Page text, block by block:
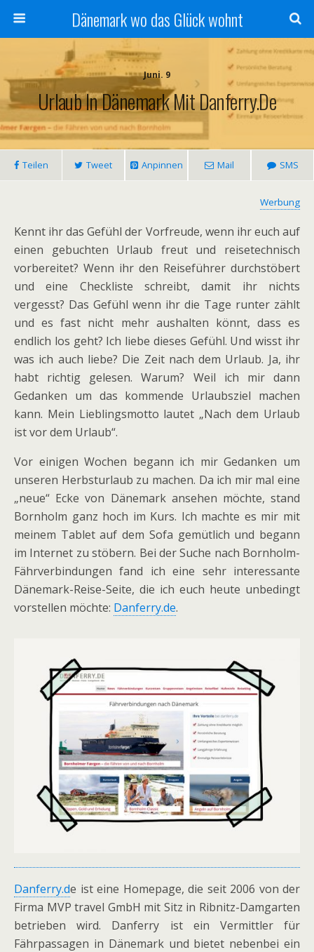
Dänemark wo das Glück wohnt
Juni. 9
Urlaub In Dänemark Mit Danferry.de
Teilen Tweet Anpinnen Mail SMS
Werbung
Kennt ihr das Gefühl der Vorfreude, wenn ihr euch auf
einen gebuchten Urlaub freut und reisetechnisch
vorbereitet? Wenn ihr den Reiseführer durchstöbert
und eine Checkliste schreibt, damit ihr nichts
vergesst? Das Gefühl wenn ihr die Tage runter zählt
und es fast nicht mehr aushalten könnt, dass es
endlich los geht? Ich liebe dieses Gefühl. Und wisst ihr
was ich auch liebe? Die Zeit nach dem Urlaub. Ja, ihr
habt richtig gelesen. Warum? Weil ich mir dann
Gedanken um das kommende Urlaubsziel machen
kann. Mein Lieblingsmotto lautet „Nach dem Urlaub
ist vor dem Urlaub“.
Vor einigen Wochen begann ich mir Gedanken um
unseren Herbsturlaub zu machen. Da ich mir mal eine
„neue“ Ecke von Dänemark ansehen möchte, stand
Bornholm ganz hoch im Kurs. Ich machte es mir mit
meinem Tablet auf dem Sofa gemütlich und begann
im Internet zu stöbern. Bei der Suche nach Bornholm-
Fährverbindungen fand ich eine sehr interessante
Dänemark-Reise-Seite, die ich euch heute unbedingt
vorstellen möchte: Danferry.de.
Danferry.de ist eine Homepage, die seit 2006 von der
Firma MVP travel GmbH mit Sitz in Ribnitz-Damgarten
betrieben wird. Danferry ist ein Vermittler für
Fährpassagen in Dänemark und bietet nebenbei ein